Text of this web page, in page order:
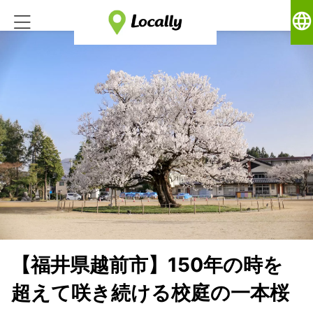
language
【福井県越前市】150年の時を
超えて咲き続ける校庭の一本桜